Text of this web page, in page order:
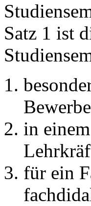
Satz 1 ist
in
für ein